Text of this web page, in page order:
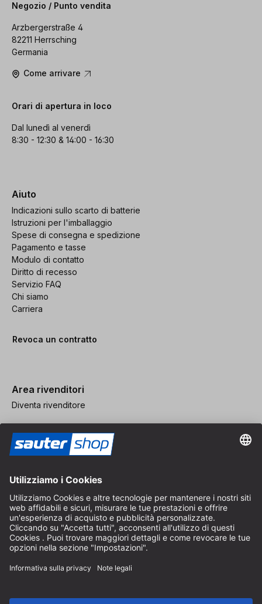
Negozio / Punto vendita
Arzbergerstraße 4
82211 Herrsching
Germania
Come arrivare
Orari di apertura in loco
Dal lunedì al venerdì
8:30 - 12:30 & 14:00 - 16:30
Aiuto
Indicazioni sullo scarto di batterie
Istruzioni per l'imballaggio
Spese di consegna e spedizione
Pagamento e tasse
Modulo di contatto
Diritto di recesso
Servizio FAQ
Chi siamo
Carriera
Revoca un contratto
Area rivenditori
Diventa rivenditore
CGV
Protezione dei Dati
Impostazioni dei Cookie
della Germania per pacchi di dimensioni standard, esclusi articoli